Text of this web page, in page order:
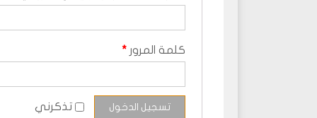
كلمة المرور *
تذكرني تسجيل الدخول